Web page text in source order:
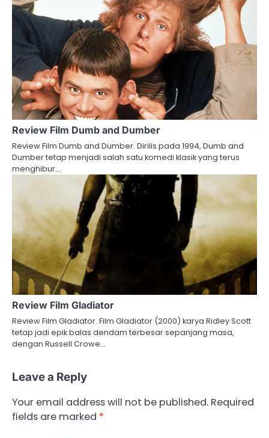
Review Film Dumb and Dumber
Review Film Dumb and Dumber. Dirilis pada 1994, Dumb and
Dumber tetap menjadi salah satu komedi klasik yang terus
menghibur…
Review Film Gladiator
Review Film Gladiator. Film Gladiator (2000) karya Ridley Scott
tetap jadi epik balas dendam terbesar sepanjang masa,
dengan Russell Crowe…
Leave a Reply
Your email address will not be published. Required
fields are marked *